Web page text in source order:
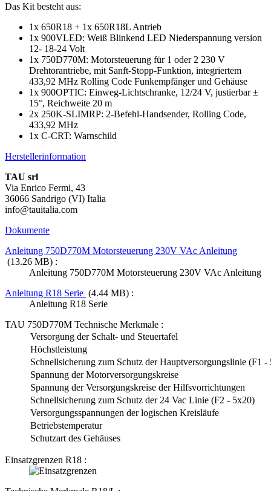
Das Kit besteht aus:
1x 650R18 + 1x 650R18L Antrieb
1x 900VLED: Weiß Blinkend LED Niederspannung version
12- 18-24 Volt
1x 750D770M: Motorsteuerung für 1 oder 2 230 V
Drehtorantriebe, mit Sanft-Stopp-Funktion, integriertem
433,92 MHz Rolling Code Funkempfänger und Gehäuse
1x 900OPTIC: Einweg-Lichtschranke, 12/24 V, justierbar ±
15°, Reichweite 20 m
2x 250K-SLIMRP: 2-Befehl-Handsender, Rolling Code,
433,92 MHz
1x C-CRT: Warnschild
Herstellerinformation
TAU srl
Via Enrico Fermi, 43
36066 Sandrigo (VI) Italia
info@tauitalia.com
Dokumente
Anleitung 750D770M Motorsteuerung 230V VAc Anleitung
(13.26 MB) :
Anleitung 750D770M Motorsteuerung 230V VAc Anleitung
Anleitung R18 Serie (4.44 MB) :
Anleitung R18 Serie
TAU 750D770M Technische Merkmale :
Versorgung der Schalt- und Steuertafel
Höchstleistung
Schnellsicherung zum Schutz der Hauptversorgungslinie (F1 -
Spannung der Motorversorgungskreise
Spannung der Versorgungskreise der Hilfsvorrichtungen
Schnellsicherung zum Schutz der 24 Vac Linie (F2 - 5x20)
Versorgungsspannungen der logischen Kreisläufe
Betriebstemperatur
Schutzart des Gehäuses
Einsatzgrenzen R18 :